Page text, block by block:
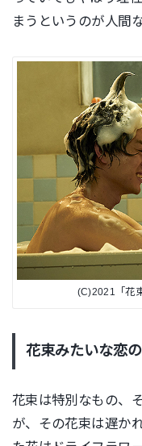
まうというのが人間
(C)2021「花
花束みたいな恋
花束は特別なもの、
が、その花束は遅か